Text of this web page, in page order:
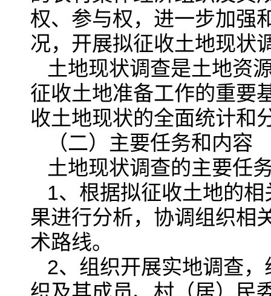
权、参与权，进一步加强
况，开展拟征收土地现状
土地现状调查是土地资
征收土地准备工作的重要
收土地现状的全面统计和
（二）主要任务和内容
土地现状调查的主要任
1、根据拟征收土地的
果进行分析，协调组织相
术路线。
2、组织开展实地调查